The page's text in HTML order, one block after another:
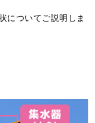
についてご説明しま